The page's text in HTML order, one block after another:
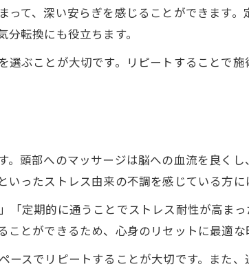
き施術内容のポイント
信頼できるサロンの特徴
を受けるための質問例
て、深い安らぎを感じることができます。
転換にも役立ちます。
ぶことが大切です。リピートすることで施
頭部へのマッサージは脳への血流を良く
ったストレス由来の不調を感じている方に
定期的に通うことでストレス耐性が高ま
とができるため、心身のリセットに最適な
スでリピートすることが大切です。また